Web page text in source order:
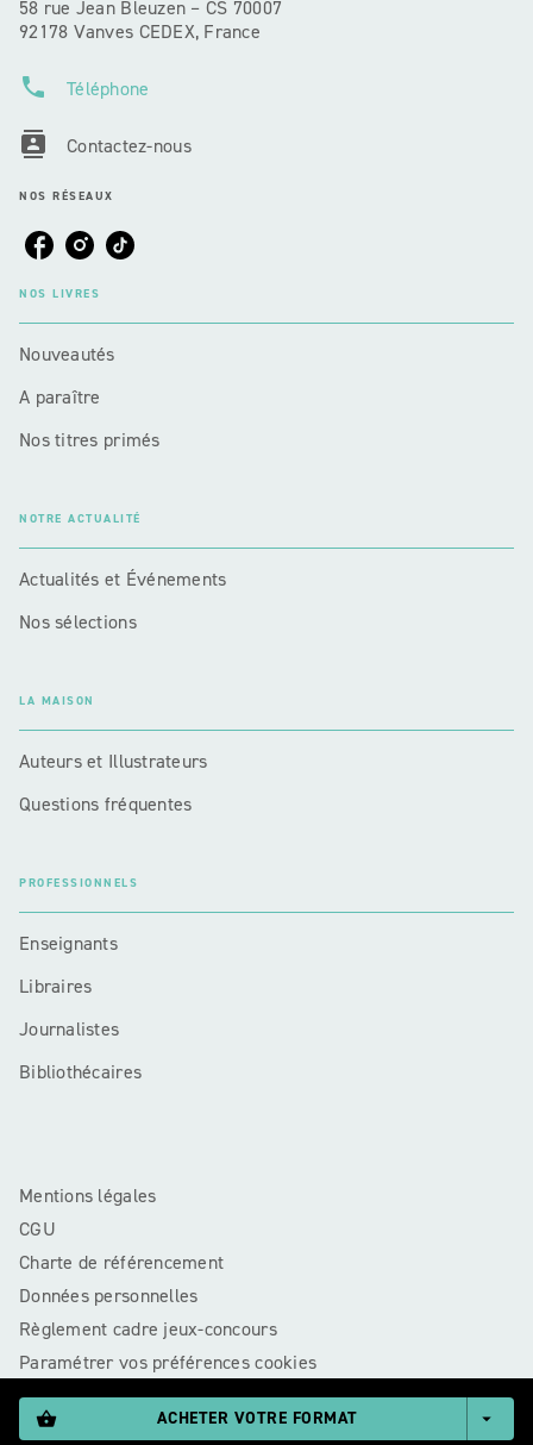
shopping_basket ACHETER VOTRE FORMAT arrow_drop_down
58 rue Jean Bleuzen – CS 70007
92178 Vanves CEDEX, France
phone Téléphone
contacts Contactez-nous
NOS RÉSEAUX
NOS LIVRES
Nouveautés
A paraître
Nos titres primés
NOTRE ACTUALITÉ
Actualités et Événements
Nos sélections
LA MAISON
Auteurs et Illustrateurs
Questions fréquentes
PROFESSIONNELS
Enseignants
Libraires
Journalistes
Bibliothécaires
Mentions légales
CGU
Charte de référencement
Données personnelles
Règlement cadre jeux-concours
Paramétrer vos préférences cookies